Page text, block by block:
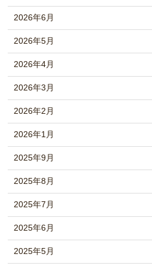
2026年6月
2026年5月
2026年4月
2026年3月
2026年2月
2026年1月
2025年9月
2025年8月
2025年7月
2025年6月
2025年5月